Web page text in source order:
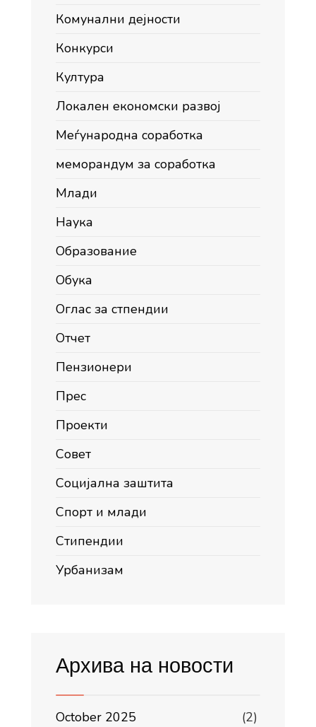
Комунални дејности
Конкурси
Култура
Локален економски развој
Меѓународна соработка
меморандум за соработка
Млади
Наука
Образование
Обука
Оглас за стпендии
Отчет
Пензионери
Прес
Проекти
Совет
Социјална заштита
Спорт и млади
Стипендии
Урбанизам
Архива на новости
October 2025 (2)